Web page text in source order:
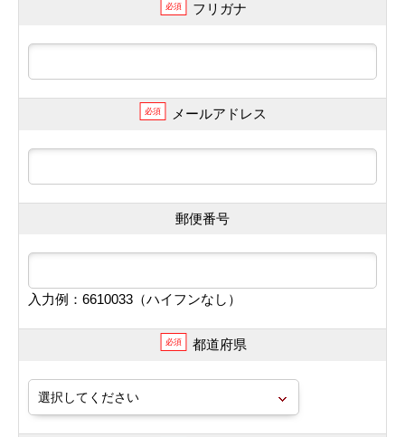
必須 フリガナ
必須 メールアドレス
郵便番号
入力例：6610033（ハイフンなし）
必須 都道府県